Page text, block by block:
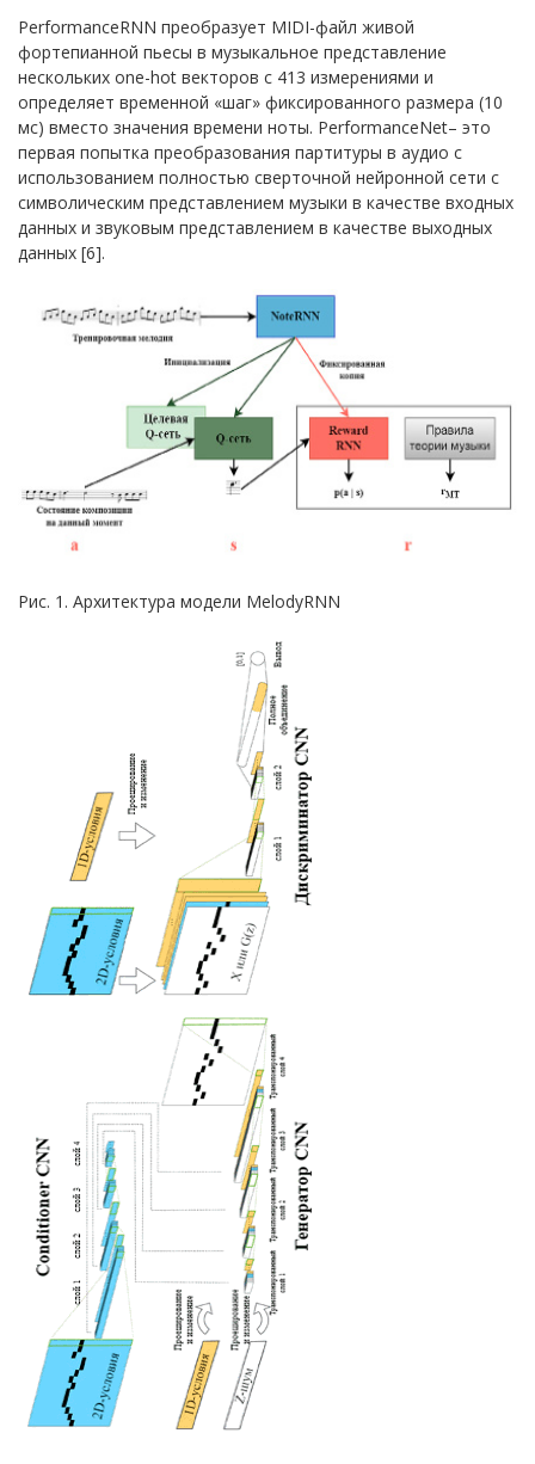
PerformanceRNN преобразует MIDI-файл живой
фортепианной пьесы в музыкальное представление
нескольких one-hot векторов с 413 измерениями и
определяет временной «шаг» фиксированного размера (10
мс) вместо значения времени ноты. PerformanceNet– это
первая попытка преобразования партитуры в аудио с
использованием полностью сверточной нейронной сети с
символическим представлением музыки в качестве входных
данных и звуковым представлением в качестве выходных
данных [6].
Рис. 1. Архитектура модели MelodyRNN